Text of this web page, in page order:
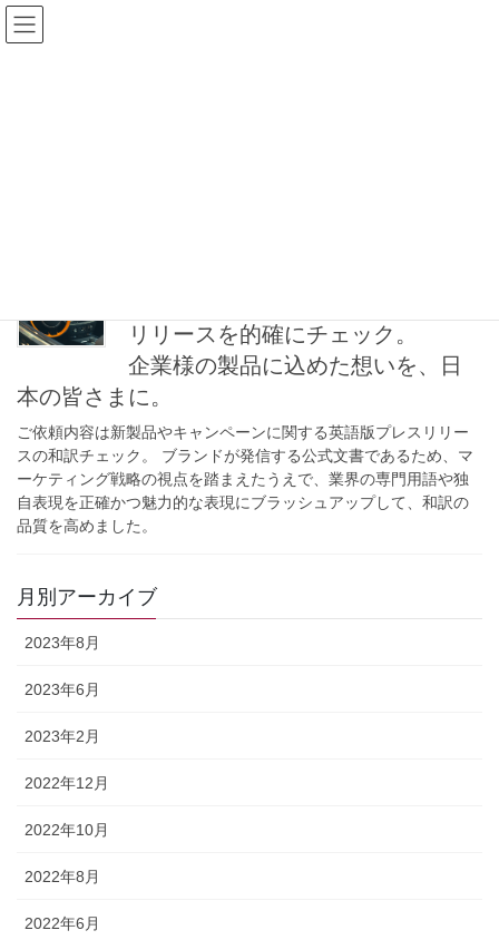
コ
ン
ナ
ビ
リリースを的確にチェック。
企業様の製品に込めた想いを、日
本の皆さまに。
ご依頼内容は新製品やキャンペーンに関する英語版プレスリリー
スの和訳チェック。 ブランドが発信する公式文書であるため、マ
ーケティング戦略の視点を踏まえたうえで、業界の専門用語や独
自表現を正確かつ魅力的な表現にブラッシュアップして、和訳の
品質を高めました。
月別アーカイブ
2023年8月
2023年6月
2023年2月
2022年12月
2022年10月
2022年8月
2022年6月